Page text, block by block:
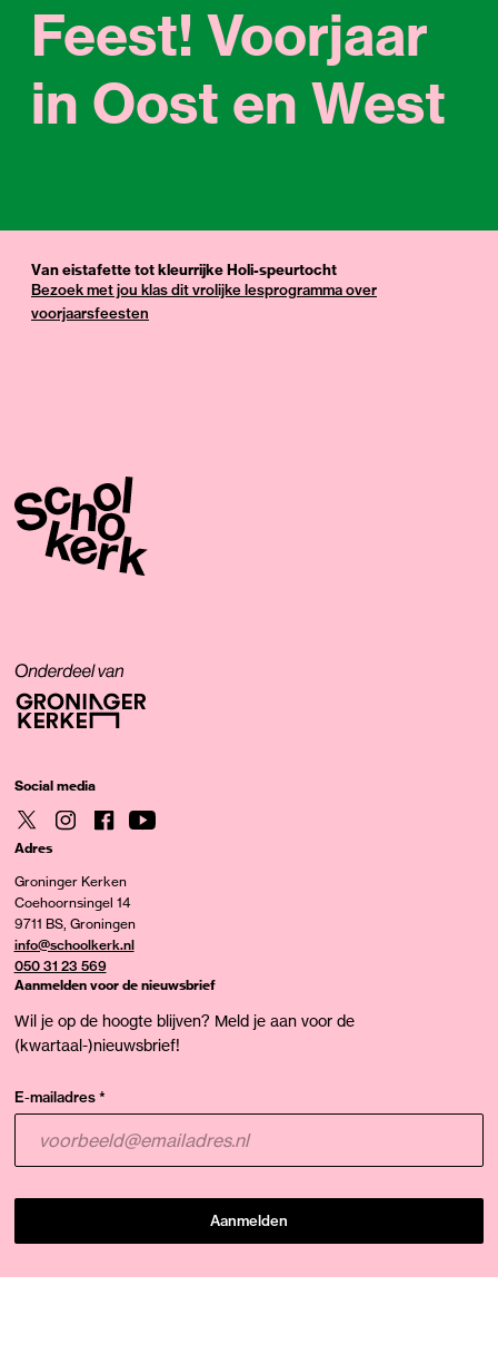
Feest! Voorjaar
in Oost en West
Van eistafette tot kleurrijke Holi-speurtocht
Bezoek met jou klas dit vrolijke lesprogramma over
voorjaarsfeesten
Social media
Adres
Groninger Kerken
Coehoornsingel 14
9711 BS, Groningen
info@schoolkerk.nl
050 31 23 569
Aanmelden voor de nieuwsbrief
Wil je op de hoogte blijven? Meld je aan voor de
(kwartaal-)nieuwsbrief!
E-mailadres *
Aanmelden